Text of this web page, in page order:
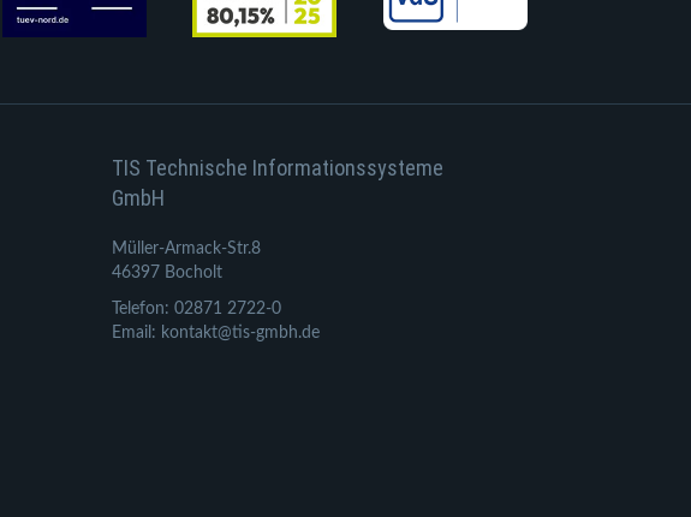
TIS Technische Informationssysteme
GmbH
Müller-Armack-Str.8
46397 Bocholt
Telefon: 02871 2722-0
Email: kontakt@tis-gmbh.de